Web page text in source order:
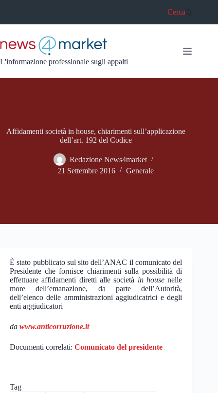
Cerca
L'informazione professionale sugli appalti
Affidamenti società in house, chiarimenti sull’applicazione
dell’art. 192 del Codice
Redazione News4market
21 Settembre 2016
Generale
È stato pubblicato sul sito dell’ANAC il comunicato del
Presidente che fornisce chiarimenti sulla possibilità di
effettuare affidamenti diretti alle società in housenelle
more dell’emanazione, da parte dell’Autorità,
dell’elenco delle amministrazioni aggiudicatrici e degli
enti aggiudicatori
da www.anticorruzione.it
Documenti correlati: Comunicato del presidente
Tag